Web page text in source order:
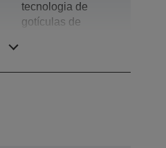
tecnologia de
gotículas de